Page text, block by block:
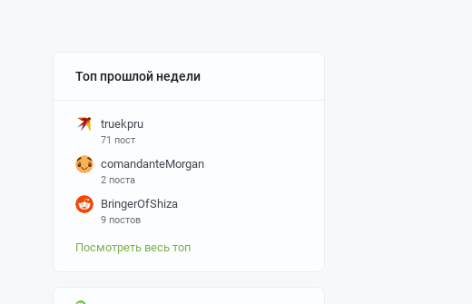
Топ прошлой недели
truekpru
71 пост
comandanteMorgan
2 поста
BringerOfShiza
9 постов
Посмотреть весь топ